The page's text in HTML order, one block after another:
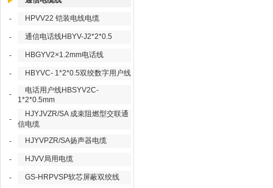
- HPVV22 铠装电线电缆
- 通信电话线HBYV-J2*2*0.5
- HBGYV2×1.2mm电话线
- HBYVC- 1*2*0.5双绞数字用户线
-
电话用户线HBSYV2C-
1*2*0.5mm
-
HJYJVZR/SA 成束阻燃型交联通
信电缆
-
HJYVPZR/SA扬声器电缆
- HJVV局用电缆
- GS-HRPVSP软芯屏蔽双绞线